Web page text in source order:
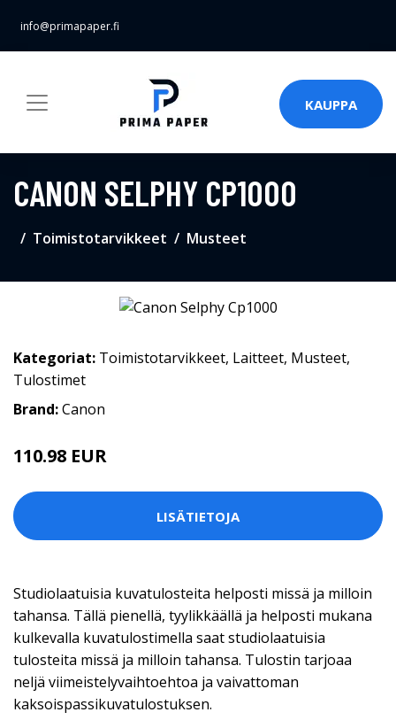
info@primapaper.fi
KAUPPA
CANON SELPHY CP1000
Toimistotarvikkeet Musteet
Kategoriat: Toimistotarvikkeet, Laitteet, Musteet,
Tulostimet
Brand:Canon
110.98 EUR
LISÄTIETOJA
Studiolaatuisia kuvatulosteita helposti missä ja milloin
tahansa. Tällä pienellä, tyylikkäällä ja helposti mukana
kulkevalla kuvatulostimella saat studiolaatuisia
tulosteita missä ja milloin tahansa. Tulostin tarjoaa
neljä viimeistelyvaihtoehtoa ja vaivattoman
kaksoispassikuvatulostuksen.